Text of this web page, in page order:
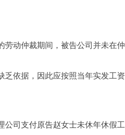
劳动仲裁期间，被告公司并未在仲
乏依据，因此应按照当年实发工资
公司支付原告赵女士未休年休假工